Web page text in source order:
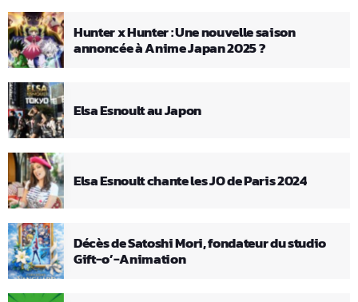
Hunter x Hunter : Une nouvelle saison
annoncée à Anime Japan 2025 ?
Elsa Esnoult au Japon
Elsa Esnoult chante les JO de Paris 2024
Décès de Satoshi Mori, fondateur du studio
Gift-o’-Animation